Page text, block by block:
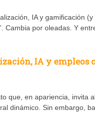
IA y gamificación
Cambia por oleadas. Y
IA y
que, en apariencia, invita
dinámico. Sin embargo,